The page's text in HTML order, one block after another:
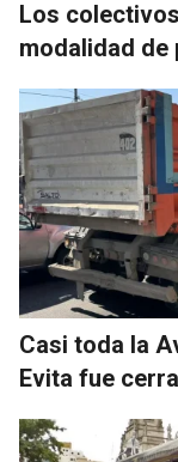
Los
modalidad de
Casi toda la
Evita fue